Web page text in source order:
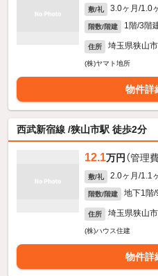
敷/礼 3.0ヶ月/1.0
階数/階建 1階/3階
住所 埼玉県狭山
(株)ヤマト地所
物件詳
西武新宿線 /狭山市駅 徒歩2分
12.1万円 （管理
敷/礼 2.0ヶ月/1.1
階数/階建 地下1階/
住所 埼玉県狭山
(株)ハウス住建
物件詳